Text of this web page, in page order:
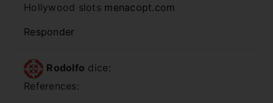
Hollywood slots menacopt.com
Responder
Rodolfo dice:
References: